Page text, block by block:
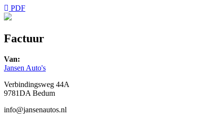
PDF
Factuur
Van:
Jansen Auto's
Verbindingsweg 44A
9781DA Bedum
info@jansenautos.nl